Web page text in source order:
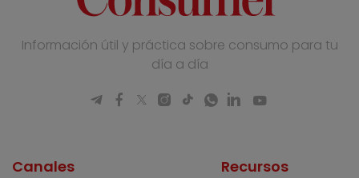
Información útil y práctica sobre consumo para tu
día a día
Canales Recursos